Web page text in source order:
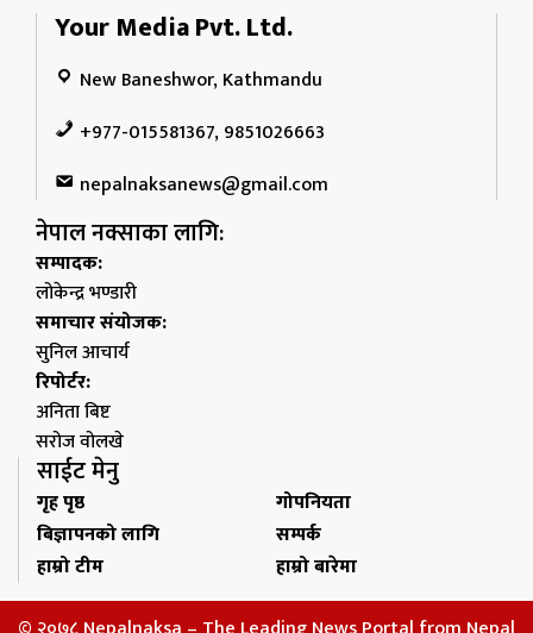
Your Media Pvt. Ltd.
New Baneshwor, Kathmandu
+977-015581367, 9851026663
nepalnaksanews@gmail.com
नेपाल नक्साका लागि:
सम्पादक:
लोकेन्द्र भण्डारी
समाचार संयोजक:
सुनिल आचार्य
रिपोर्टर:
अनिता बिष्ट
सरोज वोलखे
साईट मेनु
गृह पृष्ठ
गोपनियता
बिज्ञापनको लागि
सम्पर्क
हाम्रो टीम
हाम्रो बारेमा